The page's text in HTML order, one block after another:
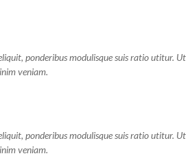
ponderibus modulisque suis ratio utitur. Ut
veniam.
ponderibus modulisque suis ratio utitur. Ut
veniam.